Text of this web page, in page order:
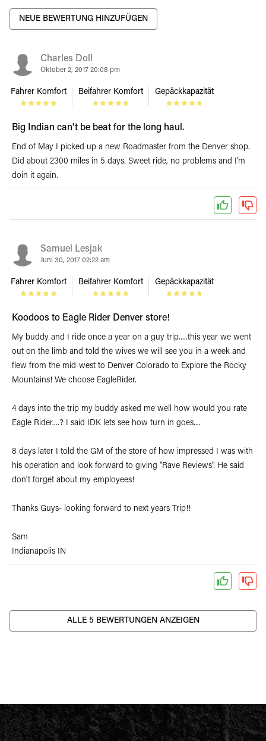
NEUE BEWERTUNG HINZUFÜGEN
Charles Doll
Oktober 2, 2017 20:08 pm
Fahrer Komfort Beifahrer Komfort Gepäckkapazität
Big Indian can't be beat for the long haul.
End of May I picked up a new Roadmaster from the Denver shop.
Did about 2300 miles in 5 days. Sweet ride, no problems and I'm
doin it again.
Samuel Lesjak
Juni 30, 2017 02:22 am
Fahrer Komfort Beifahrer Komfort Gepäckkapazität
Koodoos to Eagle Rider Denver store!
My buddy and I ride once a year on a guy trip.....this year we went
out on the limb and told the wives we will see you in a week and
flew from the mid-west to Denver Colorado to Explore the Rocky
Mountains! We choose EagleRider.
4 days into the trip my buddy asked me well how would you rate
Eagle Rider....? I said IDK lets see how turn in goes....
8 days later I told the GM of the store of how impressed I was with
his operation and look forward to giving "Rave Reviews". He said
don't forget about my employees!
Thanks Guys- looking forward to next years Trip!!
Sam
Indianapolis IN
ALLE 5 BEWERTUNGEN ANZEIGEN